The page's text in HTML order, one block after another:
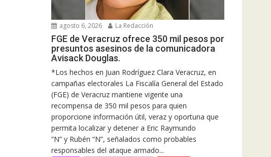
agosto 6, 2026 La Redacción
FGE de Veracruz ofrece 350 mil pesos por
presuntos asesinos de la comunicadora
Avisack Douglas.
*Los hechos en Juan Rodríguez Clara Veracruz, en
campañas electorales La Fiscalía General del Estado
(FGE) de Veracruz mantiene vigente una
recompensa de 350 mil pesos para quien
proporcione información útil, veraz y oportuna que
permita localizar y detener a Eric Raymundo
“N” y Rubén “N”, señalados como probables
responsables del ataque armado...